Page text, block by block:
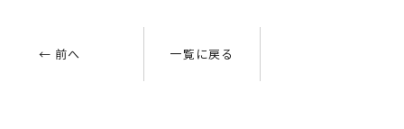
← 前へ 一覧に戻る